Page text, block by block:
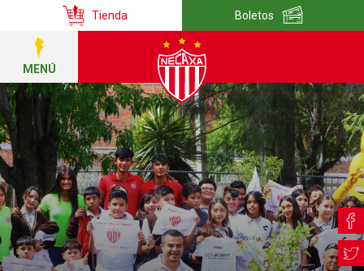
Tienda Boletos
MENÚ